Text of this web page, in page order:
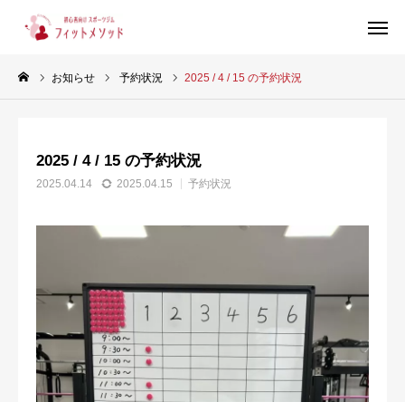
お知らせ 予約状況 2025 / 4 / 15 の予約状況
2025 / 4 / 15 の予約状況
2025.04.14 2025.04.15 予約状況
当ジムについて
お客様の声
ブログ
店舗情報